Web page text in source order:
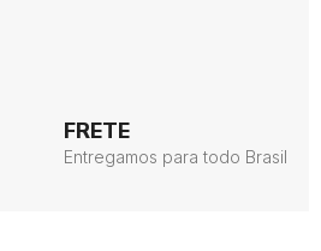
FRETE
Entregamos para todo Brasil